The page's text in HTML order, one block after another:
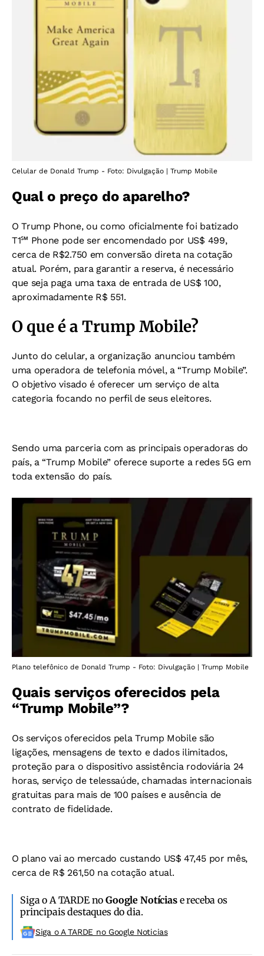
Celular de Donald Trump - Foto: Divulgação | Trump Mobile
Qual o preço do aparelho?
O Trump Phone, ou como oficialmente foi batizado
T1℠ Phone pode ser encomendado por US$ 499,
cerca de R$2.750 em conversão direta na cotação
atual. Porém, para garantir a reserva, é necessário
que seja paga uma taxa de entrada de US$ 100,
aproximadamente R$ 551.
O que é a Trump Mobile?
Junto do celular, a organização anunciou também
uma operadora de telefonia móvel, a “Trump Mobile”.
O objetivo visado é oferecer um serviço de alta
categoria focando no perfil de seus eleitores.
Sendo uma parceria com as principais operadoras do
país, a “Trump Mobile” oferece suporte a redes 5G em
toda extensão do país.
Plano telefônico de Donald Trump - Foto: Divulgação | Trump Mobile
Quais serviços oferecidos pela
“Trump Mobile”?
Os serviços oferecidos pela Trump Mobile são
ligações, mensagens de texto e dados ilimitados,
proteção para o dispositivo assistência rodoviária 24
horas, serviço de telessaúde, chamadas internacionais
gratuitas para mais de 100 países e ausência de
contrato de fidelidade.
O plano vai ao mercado custando US$ 47,45 por mês,
cerca de R$ 261,50 na cotação atual.
Siga o A TARDE noGoogle Notíciase receba os
principais destaques do dia.
Siga o A TARDE no Google Noticias